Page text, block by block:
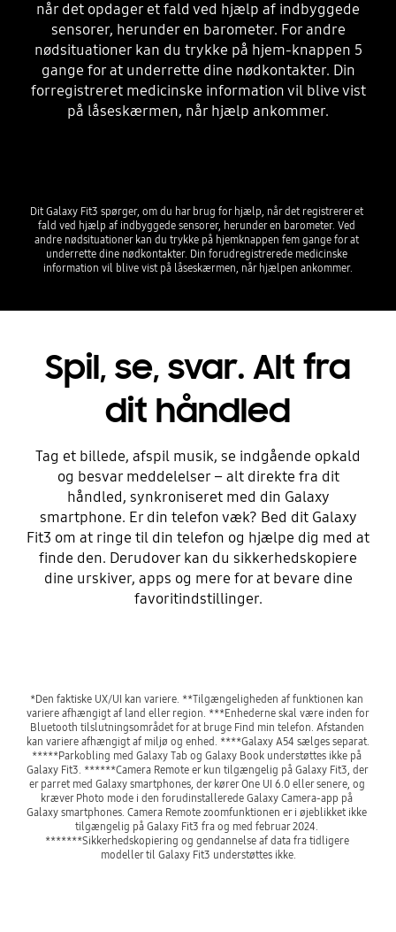
når det opdager et fald ved hjælp af indbyggede
sensorer, herunder en barometer. For andre
nødsituationer kan du trykke på hjem-knappen 5
gange for at underrette dine nødkontakter. Din
forregistreret medicinske information vil blive vist
på låseskærmen, når hjælp ankommer.
Dit Galaxy Fit3 spørger, om du har brug for hjælp, når det registrerer et
fald ved hjælp af indbyggede sensorer, herunder en barometer. Ved
andre nødsituationer kan du trykke på hjemknappen fem gange for at
underrette dine nødkontakter. Din forudregistrerede medicinske
information vil blive vist på låseskærmen, når hjælpen ankommer.
Spil, se, svar. Alt fra
dit håndled
Tag et billede, afspil musik, se indgående opkald
og besvar meddelelser – alt direkte fra dit
håndled, synkroniseret med din Galaxy
smartphone. Er din telefon væk? Bed dit Galaxy
Fit3 om at ringe til din telefon og hjælpe dig med at
finde den. Derudover kan du sikkerhedskopiere
dine urskiver, apps og mere for at bevare dine
favoritindstillinger.
*Den faktiske UX/UI kan variere. **Tilgængeligheden af funktionen kan
variere afhængigt af land eller region. ***Enhederne skal være inden for
Bluetooth tilslutningsområdet for at bruge Find min telefon. Afstanden
kan variere afhængigt af miljø og enhed. ****Galaxy A54 sælges separat.
*****Parkobling med Galaxy Tab og Galaxy Book understøttes ikke på
Galaxy Fit3. ******Camera Remote er kun tilgængelig på Galaxy Fit3, der
er parret med Galaxy smartphones, der kører One UI 6.0 eller senere, og
kræver Photo mode i den forudinstallerede Galaxy Camera-app på
Galaxy smartphones. Camera Remote zoomfunktionen er i øjeblikket ikke
tilgængelig på Galaxy Fit3 fra og med februar 2024.
*******Sikkerhedskopiering og gendannelse af data fra tidligere
modeller til Galaxy Fit3 understøttes ikke.